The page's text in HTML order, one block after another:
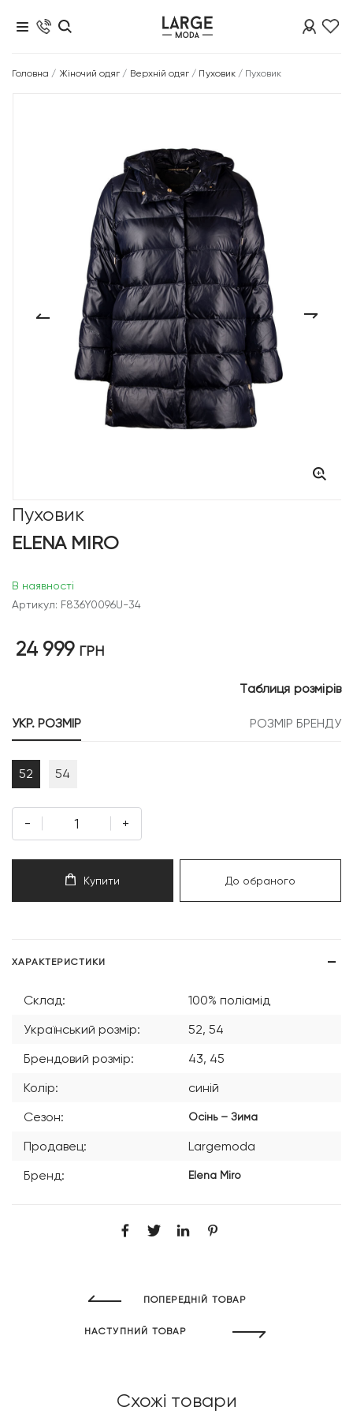
Головна / Жіночий одяг / Верхній одяг / Пуховик/ Пуховик
Пуховик
ELENA MIRO
В наявності
Артикул: F836Y0096U-34
24 999 ГРН
УКР. РОЗМІР РОЗМІР БРЕНДУ
Таблиця розмірів
52 54
- +
Купити До обраного
ХАРАКТЕРИСТИКИ
Склад:
100% поліамід
Український розмір:
52, 54
Брендовий розмір:
43, 45
Колір:
синій
Сезон:
Осінь – Зима
Продавец:
Largemoda
Бренд:
Elena Miro
ПОПЕРЕДНІЙ ТОВАР
НАСТУПНИЙ ТОВАР
Схожі товари